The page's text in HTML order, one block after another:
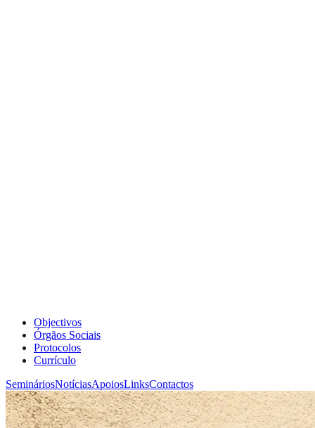
Objectivos
Órgãos Sociais
Protocolos
Currículo
SemináriosNotíciasApoiosLinksContactos